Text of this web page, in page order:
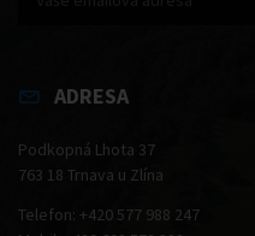
ADRESA
Podkopná Lhota 37
763 18 Trnava u Zlína
Telefon: +420 577 988 247